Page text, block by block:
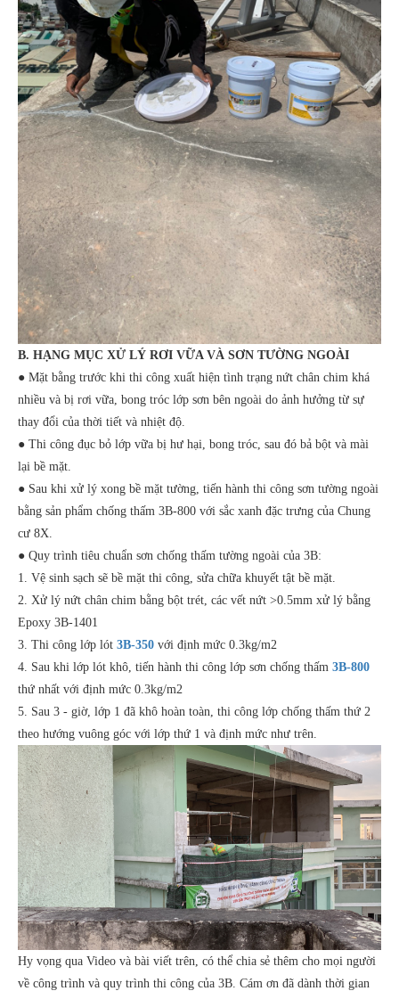
B. HẠNG MỤC XỬ LÝ RƠI VỮA VÀ SƠN TƯỜNG NGOÀI
● Mặt bằng trước khi thi công xuất hiện tình trạng nứt chân chim khá
nhiều và bị rơi vữa, bong tróc lớp sơn bên ngoài do ảnh hưởng từ sự
thay đổi của thời tiết và nhiệt độ.
● Thi công đục bỏ lớp vữa bị hư hại, bong tróc, sau đó bả bột và mài
lại bề mặt.
● Sau khi xử lý xong bề mặt tường, tiến hành thi công sơn tường ngoài
bằng sản phẩm chống thấm 3B-800 với sắc xanh đặc trưng của Chung
cư 8X.
● Quy trình tiêu chuẩn sơn chống thấm tường ngoài của 3B:
1. Vệ sinh sạch sẽ bề mặt thi công, sửa chữa khuyết tật bề mặt.
2. Xử lý nứt chân chim bằng bột trét, các vết nứt >0.5mm xử lý bằng
Epoxy 3B-1401
3. Thi công lớp lót 3B-350 với định mức 0.3kg/m2
4. Sau khi lớp lót khô, tiến hành thi công lớp sơn chống thấm 3B-800
thứ nhất với định mức 0.3kg/m2
5. Sau 3 - giờ, lớp 1 đã khô hoàn toàn, thi công lớp chống thấm thứ 2
theo hướng vuông góc với lớp thứ 1 và định mức như trên.
Hy vọng qua Video và bài viết trên, có thể chia sẻ thêm cho mọi người
về công trình và quy trình thi công của 3B. Cám ơn đã dành thời gian